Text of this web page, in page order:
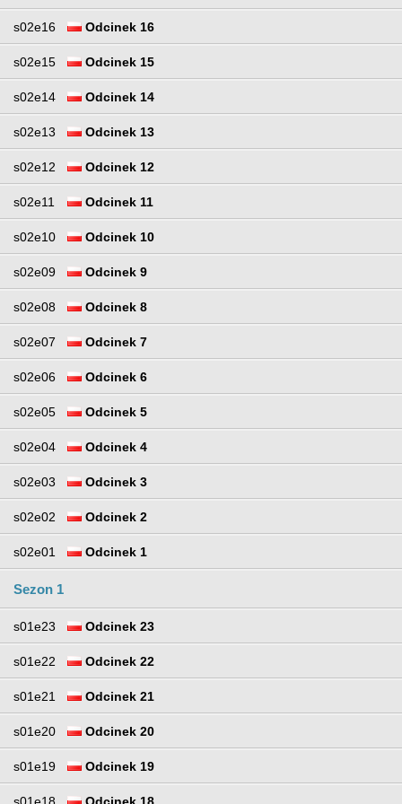
s02e16 Odcinek 16
s02e15 Odcinek 15
s02e14 Odcinek 14
s02e13 Odcinek 13
s02e12 Odcinek 12
s02e11 Odcinek 11
s02e10 Odcinek 10
s02e09 Odcinek 9
s02e08 Odcinek 8
s02e07 Odcinek 7
s02e06 Odcinek 6
s02e05 Odcinek 5
s02e04 Odcinek 4
s02e03 Odcinek 3
s02e02 Odcinek 2
s02e01 Odcinek 1
Sezon 1
s01e23 Odcinek 23
s01e22 Odcinek 22
s01e21 Odcinek 21
s01e20 Odcinek 20
s01e19 Odcinek 19